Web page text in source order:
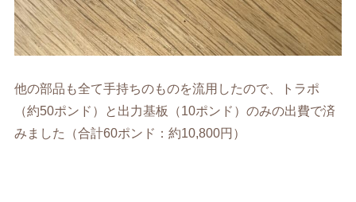
他の部品も全て手持ちのものを流用したので、トラポ
（約50ポンド）と出力基板（10ポンド）のみの出費で済
みました（合計60ポンド：約10,800円）